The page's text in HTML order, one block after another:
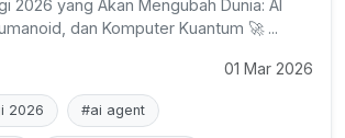
2026 yang Akan Mengubah Dunia: AI
dan Komputer Kuantum 🚀 ...
01 Mar 2026
2026 #ai agent